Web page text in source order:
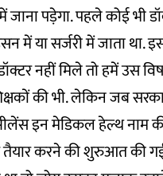
पड़ेगा. पहले कोई भी
में या सर्जरी में जाता
नहीं मिले तो हमें उस
की भी. लेकिन जब
इन मेडिकल हेल्थ नाम
तैयार करने की शुरुआत की